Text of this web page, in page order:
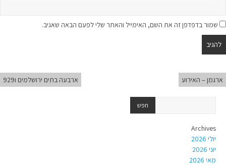
שמור בדפדפן זה את השם, האימייל והאתר שלי לפעם הבאה שאגיב.
ארגמן – האירוע ארבעה בתים ירושלמים ו929
Archives
יולי 2026
יוני 2026
מאי 2026